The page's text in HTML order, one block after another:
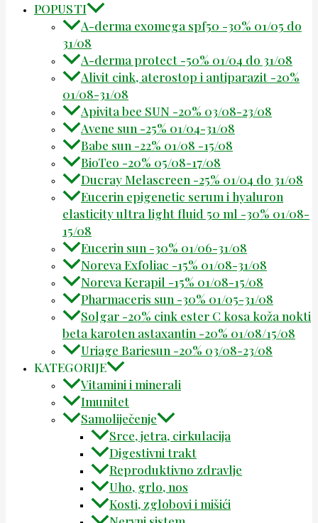
POPUSTI
A-derma exomega spf50 -30% 01/05 do
31/08
A-derma protect -50% 01/04 do 31/08
Alivit cink, aterostop i antiparazit -20%
01/08-31/08
Apivita bee SUN -20% 03/08-23/08
Avene sun -25% 01/04-31/08
Babe sun -22% 01/08 -15/08
BioTeo -20% 05/08-17/08
Ducray Melascreen -25% 01/04 do 31/08
Eucerin epigenetic serum i hyaluron
elasticity ultra light fluid 50 ml -30% 01/08-
15/08
Eucerin sun -30% 01/06-31/08
Noreva Exfoliac -15% 01/08-31/08
Noreva Kerapil -15% 01/08-15/08
Pharmaceris sun -30% 01/05-31/08
Solgar -20% cink ester C kosa koža nokti
beta karoten astaxantin -20% 01/08/15/08
Uriage Bariesun -20% 03/08-23/08
KATEGORIJE
Vitamini i minerali
Imunitet
Samoliječenje
Srce, jetra, cirkulacija
Digestivni trakt
Reproduktivno zdravlje
Uho, grlo, nos
Kosti, zglobovi i mišići